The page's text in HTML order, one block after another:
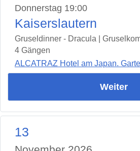
Donnerstag 19:00
Kaiserslautern
Gruseldinner - Dracula |
4 Gängen
ALCATRAZ Hotel am Japan.
Weiter
13